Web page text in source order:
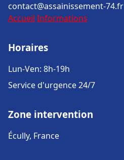
contact@assainissement-74.fr
Accueil Informations
Horaires
Lun-Ven: 8h-19h
Service d'urgence 24/7
Zone intervention
Écully, France